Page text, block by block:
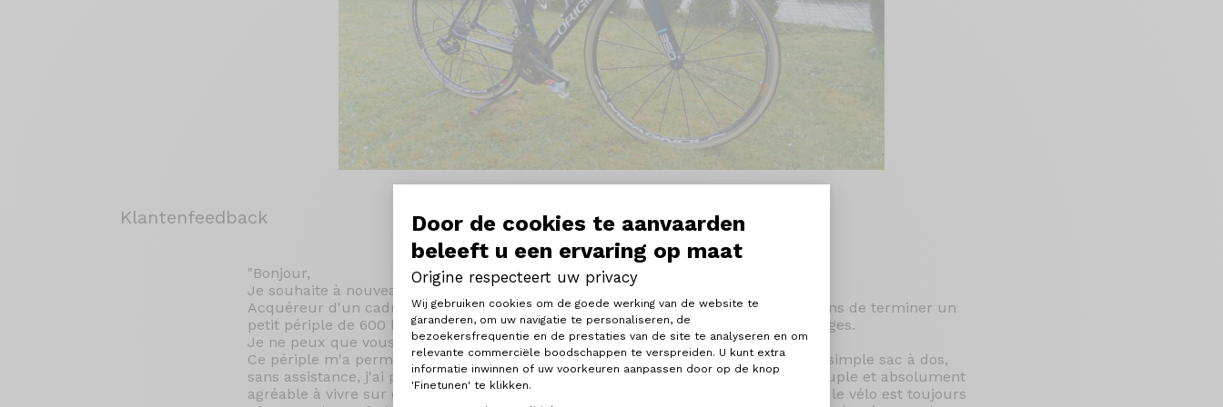
Door de cookies te aanvaarden
beleeft u een ervaring op maat
Origine respecteert uw privacy
Toestemmingsbeheerplatform: Personaliseer uw opties
Wij gebruiken cookies om de goede werking van de website te
garanderen, om uw navigatie te personaliseren, de
bezoekersfrequentie en de prestaties van de site te analyseren en om
relevante commerciële boodschappen te verspreiden. U kunt extra
informatie inwinnen of uw voorkeuren aanpassen door op de knop
'Finetunen' te klikken.
Axeptio consent
Klantenfeedback
"Bonjour,
Je souhaite à nouveau vous féliciter !
Acquéreur d'un cadre Axxome 350, Campa Chorus et roues Shamal mi-avril,je viens de terminer un
petit périple de 600 km en 4 jours, en terminant par le brevet randonneur des Vosges.
Je ne peux que vous féliciter de votre création !
Ce périple m'a permis de découvrir le vélo sous toutes ses facettes. Parti avec un simple sac à dos,
sans assistance, j'ai pu me rendre compte combien il était à la fois confortable, souple et absolument
agréable à vivre sur d'aussi longues distances (2 étapes de 190 kms). En descente, le vélo est toujours